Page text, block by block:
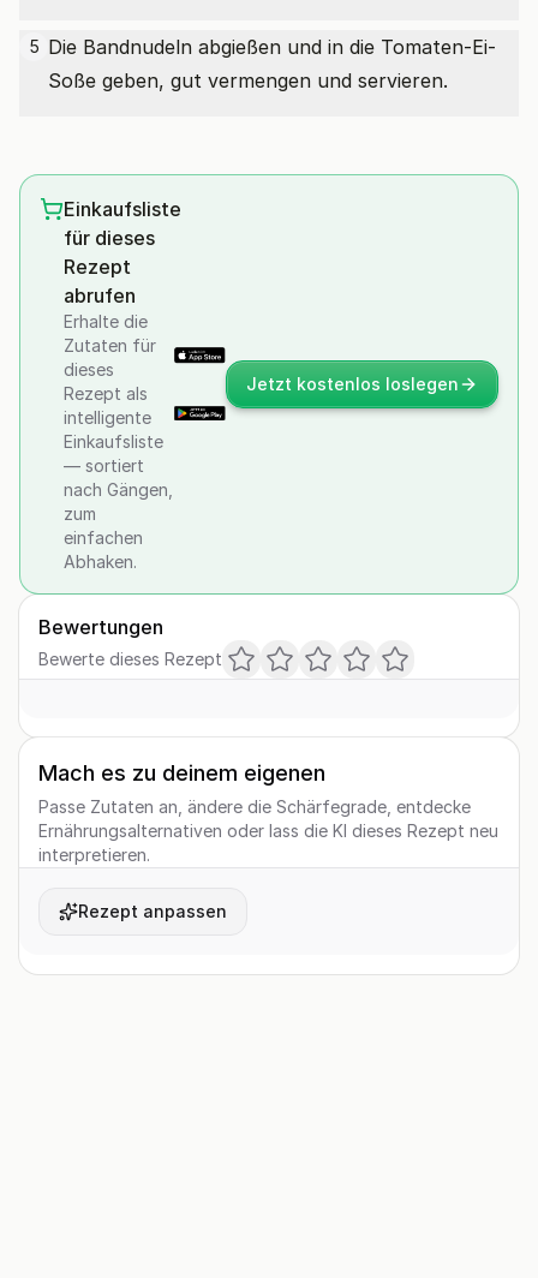
5 Die Bandnudeln abgießen und in die Tomaten-Ei-
Soße geben, gut vermengen und servieren.
Einkaufsliste
für dieses
Rezept
abrufen
Erhalte die
Zutaten für
dieses
Rezept als
intelligente
Einkaufsliste
— sortiert
nach Gängen,
zum
einfachen
Abhaken.
Jetzt kostenlos loslegen
Bewertungen
Bewerte dieses Rezept
Mach es zu deinem eigenen
Passe Zutaten an, ändere die Schärfegrade, entdecke
Ernährungsalternativen oder lass die KI dieses Rezept neu
interpretieren.
Rezept anpassen